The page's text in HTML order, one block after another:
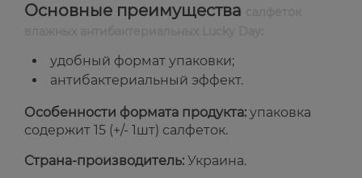
Основные преимущества
удобный формат упаковки;
антибактериальный эффект.
Особенности формата продукта: упаковка
содержит 15 (+/- 1шт) салфеток.
Страна-производитель: Украина.